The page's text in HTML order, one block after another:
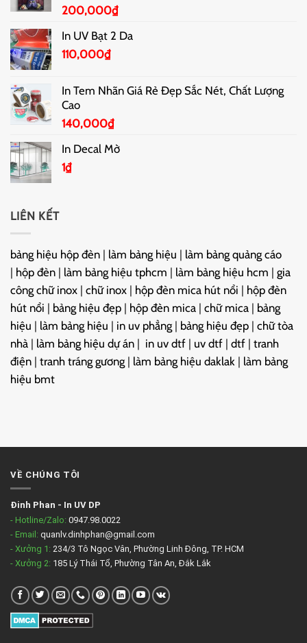
200,000₫
In UV Bạt 2 Da
110,000₫
In Tem Nhãn Giá Rẻ Đẹp Sắc Nét, Chất Lượng
Cao
140,000₫
In Decal Mờ
1₫
LIÊN KẾT
bảng hiệu hộp đèn | làm bảng hiệu | làm bảng quảng cáo
| hộp đèn | làm bảng hiệu tphcm | làm bảng hiệu hcm | gia
công chữ inox | chữ inox | hộp đèn mica hút nổi | hộp đèn
hút nổi | bảng hiệu đẹp | hộp đèn mica | chữ mica | bảng
hiệu | làm bảng hiệu | in uv phẳng | bảng hiệu đẹp | chữ tòa
nhà | làm bảng hiệu dự án | in uv dtf | uv dtf | dtf | tranh
điện | tranh tráng gương | làm bảng hiệu daklak | làm bảng
hiệu bmt
VỀ CHÚNG TÔI
Đinh Phan - In UV DP
- Hotline/Zalo: 0947.98.0022
- Email: quanlv.dinhphan@gmail.com
- Xưởng 1: 234/3 Tô Ngọc Vân, Phường Linh Đông, TP. HCM
- Xưởng 2: 185 Lý Thái Tổ, Phường Tân An, Đắk Lắk